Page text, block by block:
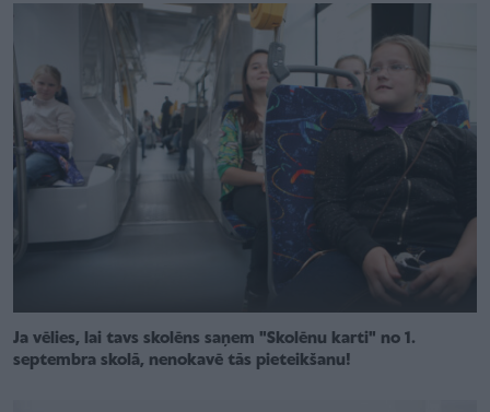
Ja vēlies, lai tavs skolēns saņem "Skolēnu karti" no 1.
septembra skolā, nenokavē tās pieteikšanu!